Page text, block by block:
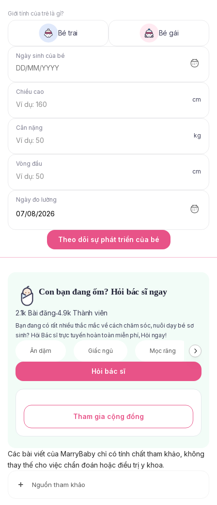
Giới tính của trẻ là gì?
Bé trai Bé gái
Ngày sinh của bé
DD/MM/YYYY
Chiều cao
cm
Cân nặng
kg
Vòng đầu
cm
Ngày đo lường
07/08/2026
Theo dõi sự phát triển của bé
Con bạn đang ốm? Hỏi bác sĩ ngay
2.1k Bài đăng·4.9k Thành viên
Bạn đang có rất nhiều thắc mắc về cách chăm sóc, nuôi dạy bé sơ
sinh? Hỏi Bác sĩ trực tuyến hoàn toàn miễn phí, Hỏi ngay!
Ăn dặm Giấc ngủ Mọc răng
Hỏi bác sĩ
Tham gia cộng đồng
Các bài viết của MarryBaby chỉ có tính chất tham khảo, không
thay thế cho việc chẩn đoán hoặc điều trị y khoa.
Nguồn tham khảo